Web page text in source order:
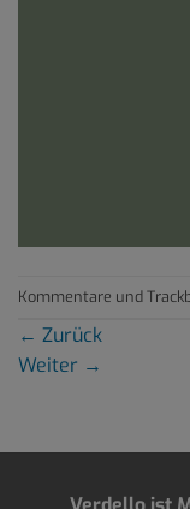
Kommentare und
← Zurück
Weiter →